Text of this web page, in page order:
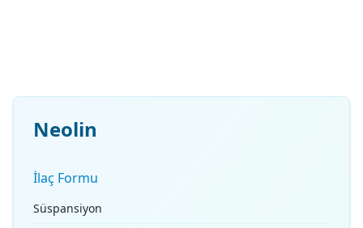
Neolin
İlaç Formu
Süspansiyon